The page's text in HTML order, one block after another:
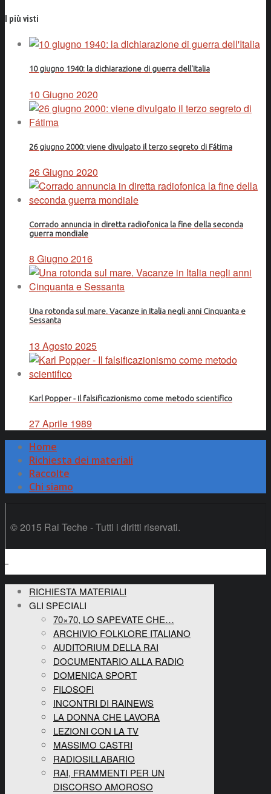
I più visti
10 giugno 1940: la dichiarazione di guerra dell'Italia
10 Giugno 2020
26 giugno 2000: viene divulgato il terzo segreto di Fátima
26 Giugno 2020
Corrado annuncia in diretta radiofonica la fine della seconda
guerra mondiale
8 Giugno 2016
Una rotonda sul mare. Vacanze in Italia negli anni Cinquanta e
Sessanta
13 Agosto 2025
Karl Popper - Il falsificazionismo come metodo scientifico
27 Aprile 1989
Home
Richiesta dei materiali
Raccolte
Chi siamo
© 2015 Rai Teche - Tutti i diritti riservati.
RICHIESTA MATERIALI
GLI SPECIALI
70×70, LO SAPEVATE CHE…
ARCHIVIO FOLKLORE ITALIANO
AUDITORIUM DELLA RAI
DOCUMENTARIO ALLA RADIO
DOMENICA SPORT
FILOSOFI
INCONTRI DI RAINEWS
LA DONNA CHE LAVORA
LEZIONI CON LA TV
MASSIMO CASTRI
RADIOSILLABARIO
RAI, FRAMMENTI PER UN
DISCORSO AMOROSO